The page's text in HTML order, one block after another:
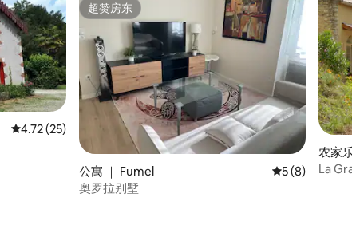
平均评分 4.72 分（满分 5 分），共 25 条评价
4.72 (25)
超赞房东
超赞房东
公寓 ｜ Fumel 平均评分 5 分
5 (8)
奥罗拉别墅
农家
nce
La